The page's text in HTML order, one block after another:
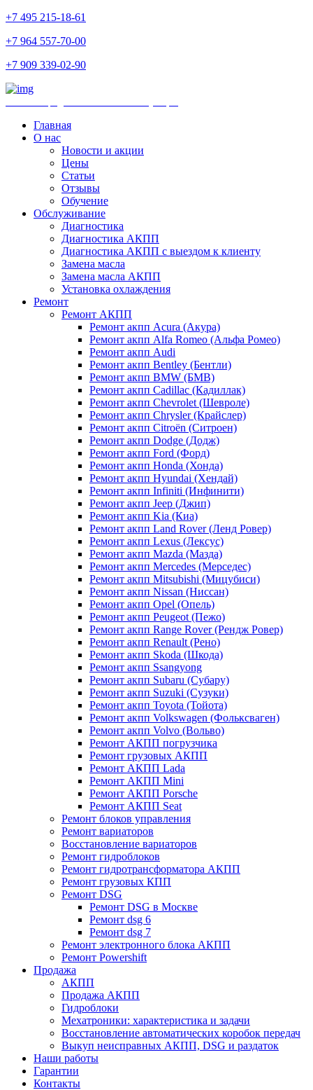
+7 495 215-18-61
+7 964 557-70-00
+7 909 339-02-90
Главная
О нас
Новости и акции
Цены
Статьи
Отзывы
Обучение
Обслуживание
Диагностика
Диагностика АКПП
Диагностика АКПП с выездом к клиенту
Замена масла
Замена масла АКПП
Установка охлаждения
Ремонт
Ремонт АКПП
Ремонт акпп Acura (Акура)
Ремонт акпп Alfa Romeo (Альфа Ромео)
Ремонт акпп Audi
Ремонт акпп Bentley (Бентли)
Ремонт акпп BMW (БМВ)
Ремонт акпп Cadillac (Кадиллак)
Ремонт акпп Chevrolet (Шевроле)
Ремонт акпп Chrysler (Крайслер)
Ремонт акпп Citroën (Ситроен)
Ремонт акпп Dodge (Додж)
Ремонт акпп Ford (Форд)
Ремонт акпп Honda (Хонда)
Ремонт акпп Hyundai (Хендай)
Ремонт акпп Infiniti (Инфинити)
Ремонт акпп Jeep (Джип)
Ремонт акпп Kia (Киа)
Ремонт акпп Land Rover (Ленд Ровер)
Ремонт акпп Lexus (Лексус)
Ремонт акпп Mazda (Мазда)
Ремонт акпп Mercedes (Мерседес)
Ремонт акпп Mitsubishi (Мицубиси)
Ремонт акпп Nissan (Ниссан)
Ремонт акпп Opel (Опель)
Ремонт акпп Peugeot (Пежо)
Ремонт акпп Range Rover (Рендж Ровер)
Ремонт акпп Renault (Рено)
Ремонт акпп Skoda (Шкода)
Ремонт акпп Ssangyong
Ремонт акпп Subaru (Cубару)
Ремонт акпп Suzuki (Сузуки)
Ремонт акпп Toyota (Тойота)
Ремонт акпп Volkswagen (Фольксваген)
Ремонт акпп Volvo (Вольво)
Ремонт АКПП погрузчика
Ремонт грузовых АКПП
Ремонт АКПП Lada
Ремонт АКПП Mini
Ремонт АКПП Porsche
Ремонт АКПП Seat
Ремонт блоков управления
Ремонт вариаторов
Восстановление вариаторов
Ремонт гидроблоков
Ремонт гидротрансформатора АКПП
Ремонт грузовых КПП
Ремонт DSG
Ремонт DSG в Москве
Ремонт dsg 6
Ремонт dsg 7
Ремонт электронного блока АКПП
Ремонт Powershift
Продажа
АКПП
Продажа АКПП
Гидроблоки
Мехатроники: характеристика и задачи
Восстановление автоматических коробок передач
Выкуп неисправных АКПП, DSG и раздаток
Наши работы
Гарантии
Контакты